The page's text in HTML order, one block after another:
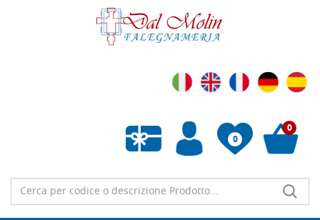
0
Lista de deseos vacía
0